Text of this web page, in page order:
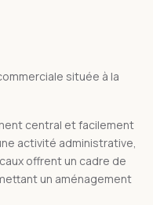
située à la
central et facilement
activité administrative,
offrent un cadre de
un aménagement